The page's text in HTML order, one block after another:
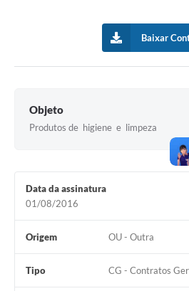
Serviços Online
Diário Oficial
A Nossa Cidade
Baixar
Objeto
Produtos de higiene e limpeza
Data da assinatura
01/08/2016
Origem OU - Outra
Tipo CG - Contratos